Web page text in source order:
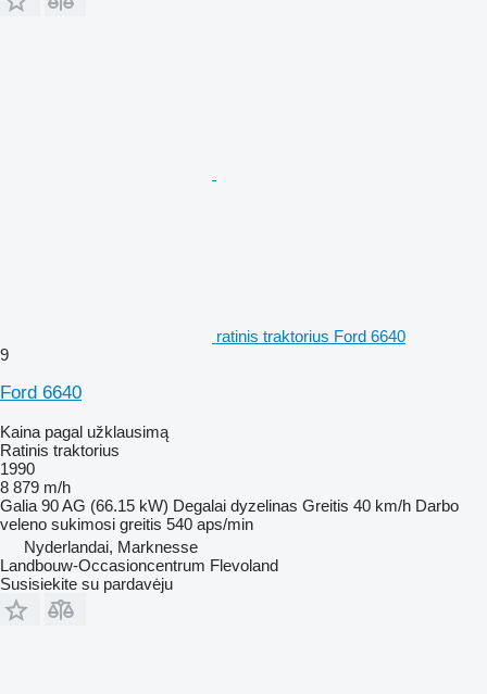
ratinis traktorius Ford 6640
9
Ford 6640
Kaina pagal užklausimą
Ratinis traktorius
1990
8 879 m/h
Galia 90 AG (66.15 kW) Degalai dyzelinas Greitis 40 km/h Darbo
veleno sukimosi greitis 540 aps/min
Nyderlandai, Marknesse
Landbouw-Occasioncentrum Flevoland
Susisiekite su pardavėju